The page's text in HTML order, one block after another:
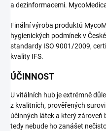
a dezinformacemi.
Finální výroba produktů
hygienických podmínek v
standardy ISO 9001/2009,
kvality IFS.
ÚČINNOST
U vitálních hub je extrémně
z kvalitních, prověřených
účinných látek a který zároveň
tedy nebude ho zanášet